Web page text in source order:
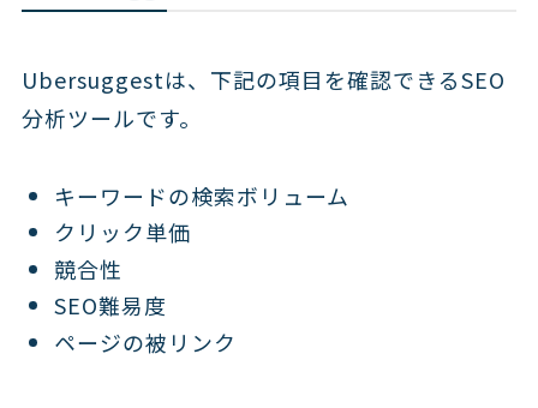
Ubersuggestは、下記の項目を確認できるSEO
分析ツールです。
キーワードの検索ボリューム
クリック単価
競合性
SEO難易度
ページの被リンク